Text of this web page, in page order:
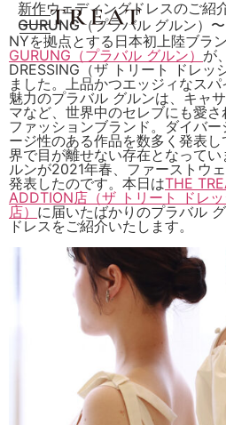
新作ウェディングドレスのご紹
GURUNG（プラバル グルン）〜
NYを拠点とする日本初上陸ブラ
GURUNG（プラバル グルン） が
DRESSING（ザ トリート ドレッ
ました。上品かつエッジィなス
魅力のプラバル グルンは、キャ
マなど、世界中のセレブにも愛
ファッションブランド。ダイバ
ージ性のある作品を数多く発表
界で目が離せない存在となって
ルンが2021年春、ファーストウ
発表したのです。本日はTHE
ADDTION店（ザ トリート ドレ
店） に届いたばかりのプラバル
ドレスをご紹介いたします。